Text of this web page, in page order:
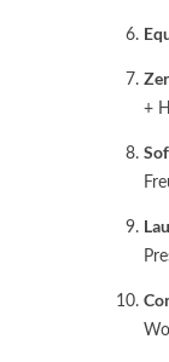
+